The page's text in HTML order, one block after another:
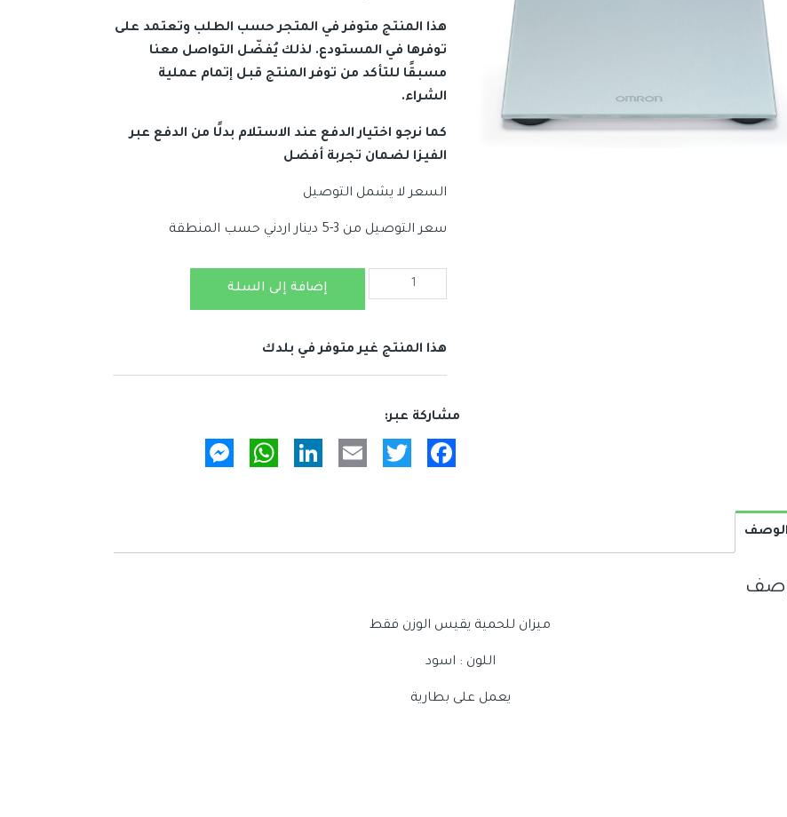
هذا المنتج متوفر في المتجر حسب الطلب وتعتمد على
توفرها في المستودع. لذلك يُفضّل التواصل معنا
مسبقًا للتأكد من توفر المنتج قبل إتمام عملية
الشراء.
كما نرجو اختيار الدفع عند الاستلام بدلًا من الدفع عبر
الفيزا لضمان تجربة أفضل
السعر لا يشمل التوصيل
سعر التوصيل من 3-5 دينار اردني حسب المنطقة
أومرون
قياس
إضافة إلى السلة
هذا المنتج غير متوفر في بلدك
Facebook
Twitter
LinkedIn
WhatsApp
الوصف
ميزان للحمية يقيس الوزن فقط
اللون : اسود
يعمل على بطارية